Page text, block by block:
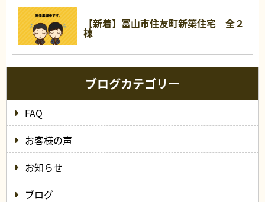
【新着】富山市住友町新築住宅 全２
棟
ブログカテゴリー
FAQ
お客様の声
お知らせ
ブログ